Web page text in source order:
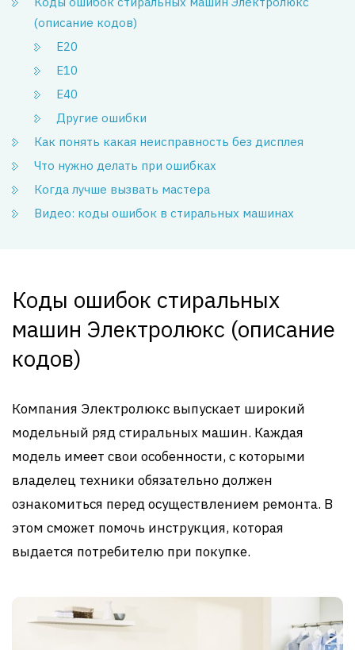
(описание кодов)
Е20
Е10
Е40
Другие ошибки
Как понять какая неисправность без дисплея
Что нужно делать при ошибках
Когда лучше вызвать мастера
Видео: коды ошибок в стиральных машинах
Коды ошибок стиральных
машин Электролюкс (описание
кодов)
Компания Электролюкс выпускает широкий
модельный ряд стиральных машин. Каждая
модель имеет свои особенности, с которыми
владелец техники обязательно должен
ознакомиться перед осуществлением ремонта. В
этом сможет помочь инструкция, которая
выдается потребителю при покупке.